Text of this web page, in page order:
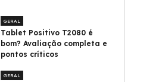
GERAL
Tablet Positivo T2080 é
bom? Avaliação completa e
pontos críticos
GERAL